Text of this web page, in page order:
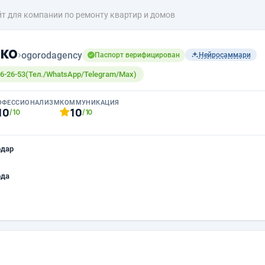
для компании по ремонту квартир и домов
›ogorodagency Паспорт верифицирован Нейросаммари
26-53(Тел./WhatsApp/Telegram/Max)
/10
КОММУНИКАЦИЯ
10/10